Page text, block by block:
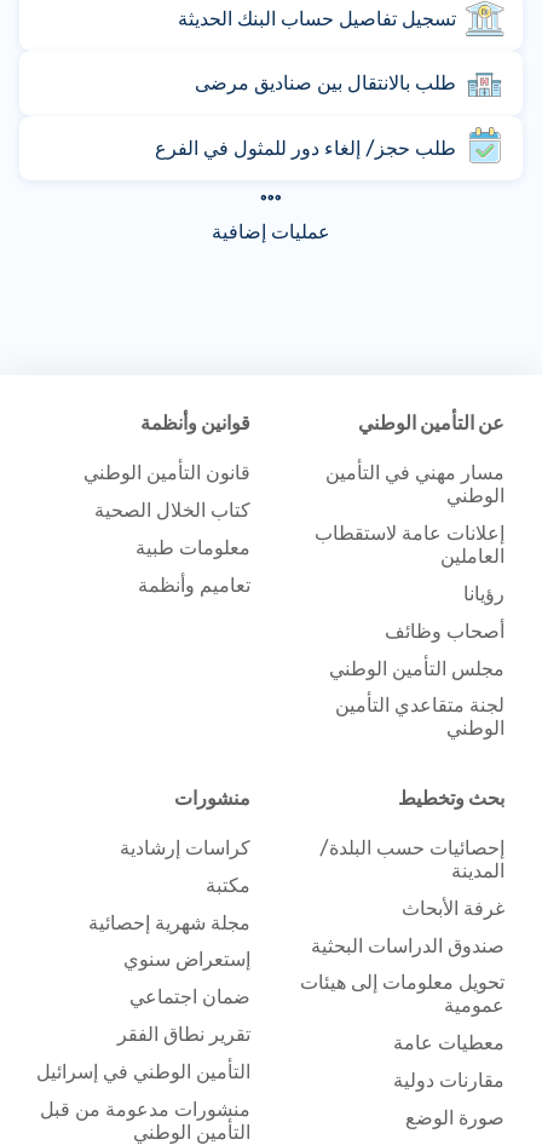
تسجيل تفاصيل حساب البنك الحديثة
طلب بالانتقال بين صناديق مرضى
طلب حجز/ إلغاء دور للمثول في الفرع
عمليات إضافية
عن التأمين الوطني
مسار مهني في التأمين
الوطني
إعلانات عامة لاستقطاب
العاملين
رؤيانا
أصحاب وظائف
مجلس التأمين الوطني
لجنة متقاعدي التأمين
الوطني
قوانين وأنظمة
قانون التأمين الوطني
كتاب الخلال الصحية
معلومات طبية
تعاميم وأنظمة
بحث وتخطيط
إحصائيات حسب البلدة/
المدينة
غرفة الأبحاث
صندوق الدراسات البحثية
تحويل معلومات إلى هيئات
عمومية
معطيات عامة
مقارنات دولية
صورة الوضع
منشورات
كراسات إرشادية
مكتبة
مجلة شهرية إحصائية
إستعراض سنوي
ضمان اجتماعي
تقرير نطاق الفقر
التأمين الوطني في إسرائيل
منشورات مدعومة من قبل
التأمين الوطني